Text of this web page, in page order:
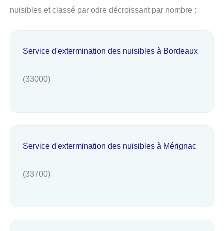
nuisibles et classé par odre décroissant par nombre :
Service d'extermination des nuisibles à Bordeaux
(33000)
Service d'extermination des nuisibles à Mérignac
(33700)